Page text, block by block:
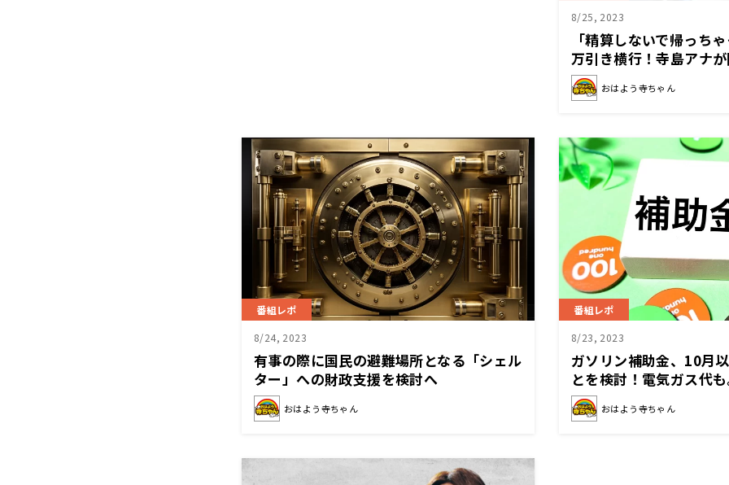
8/25, 2023
「精算しないで帰っち
万引き横行！寺島アナ
を語る
おはよう寺ちゃん
番組レポ
8/24, 2023
有事の際に国民の避難場所となる「シェル
ター」への財政支援を検討へ
おはよう寺ちゃん
番組レポ
8/23, 2023
ガソリン補助金、10月
とを検討！電気ガス代
おはよう寺ちゃん